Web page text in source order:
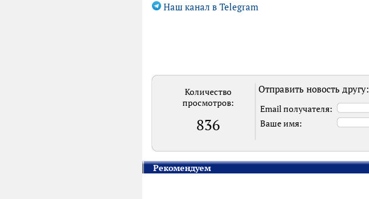
Наш канал в Telegram
Количество
просмотров:
836
Отправить новость другу:
Email получателя:
Ваше имя:
Рекомендуем